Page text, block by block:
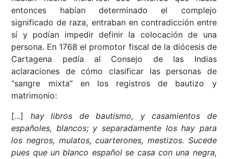
entonces habían determinado el complejo
significado de raza, entraban en contradicción entre
sí y podían impedir definir la colocación de una
persona. En 1768 el promotor fiscal de la diócesis de
Cartagena pedía al Consejo de las Indias
aclaraciones de cómo clasificar las personas de
“sangre mixta” en los registros de bautizo y
matrimonio:
[...] hay libros de bautismo, y casamientos de
españoles, blancos; y separadamente los hay para
los negros, mulatos, cuarterones, mestizos. Sucede
pues que un blanco español se casa con una negra,